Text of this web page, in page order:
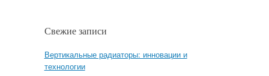
Свежие записи
Вертикальные радиаторы: инновации и
технологии